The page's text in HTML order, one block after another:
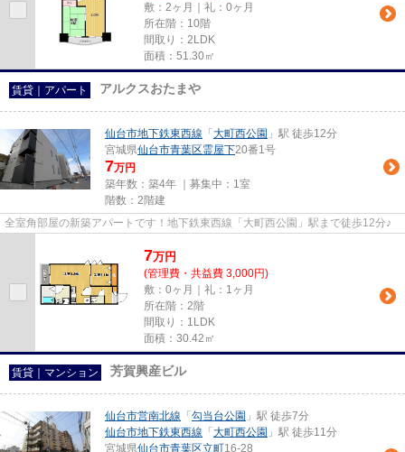
敷：2ヶ月｜礼：0ヶ月
所在階：10階
間取り：2LDK
面積：51.30㎡
賃貸｜アパート アルクスおたまや
仙台市地下鉄東西線 「 大町西公園 」駅 徒歩12分
宮城県仙台市青葉区霊屋下20番1号
7万円
築年数：築4年 ｜募集中： 1室
階数：2階建
全室角部屋の新築アパートです！地下鉄東西線「大町西公園」駅まで徒歩12分♪
7万円
(管理費・共益費 3,000円)
敷：0ヶ月｜礼：1ヶ月
所在階：2階
間取り：1LDK
面積：30.42㎡
賃貸｜マンション 芳賀興産ビル
仙台市営南北線 「 勾当台公園 」駅 徒歩7分
仙台市地下鉄東西線 「 大町西公園 」駅 徒歩11分
宮城県仙台市青葉区立町16-28